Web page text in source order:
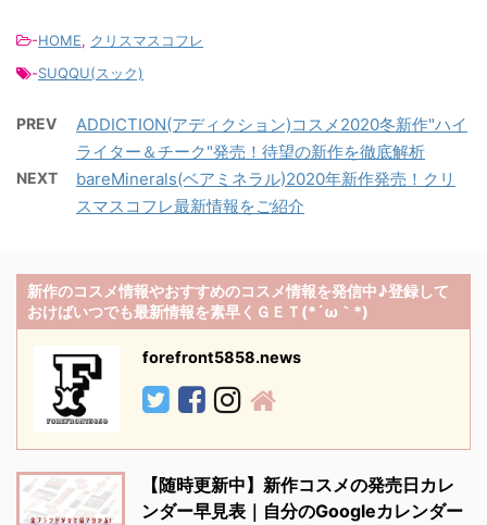
-HOME, クリスマスコフレ
-SUQQU(スック)
PREV
ADDICTION(アディクション)コスメ2020冬新作"ハイ
ライター＆チーク"発売！待望の新作を徹底解析
NEXT
bareMinerals(ベアミネラル)2020年新作発売！クリ
スマスコフレ最新情報をご紹介
新作のコスメ情報やおすすめのコスメ情報を発信中♪登録して
おけばいつでも最新情報を素早くＧＥＴ(*´ω｀*)
forefront5858.news
【随時更新中】新作コスメの発売日カレ
ンダー早見表｜自分のGoogleカレンダー